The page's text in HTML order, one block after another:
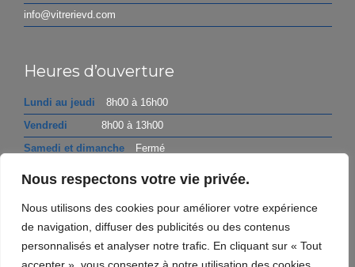
Nous respectons votre vie privée.
Nous utilisons des cookies pour améliorer votre expérience
de navigation, diffuser des publicités ou des contenus
personnalisés et analyser notre trafic. En cliquant sur « Tout
info@vitrerievd.com
Heures d’ouverture
Lundi au jeudi
8h00 à 16h00
Vendredi
8h00 à 13h00
Samedi et dimanche
Fermé
Politique de confidentialité